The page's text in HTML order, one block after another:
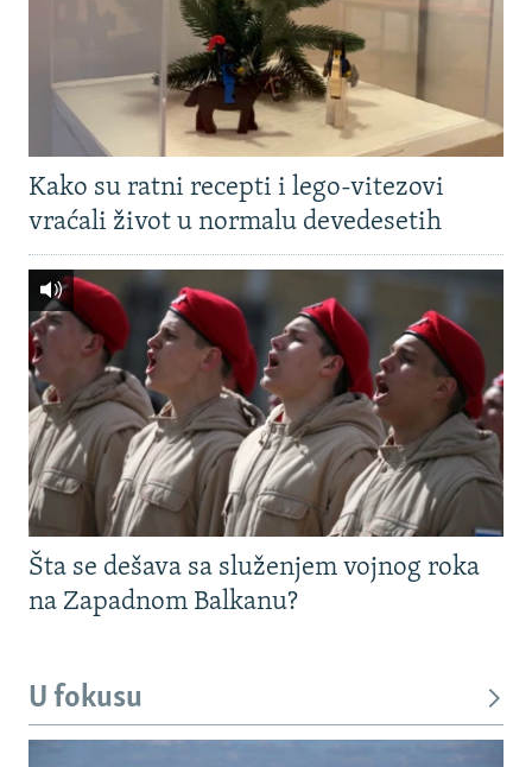
Kako su ratni recepti i lego-vitezovi
vraćali život u normalu devedesetih
Šta se dešava sa služenjem vojnog roka
na Zapadnom Balkanu?
U fokusu